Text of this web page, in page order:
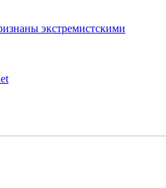
экстремистскими